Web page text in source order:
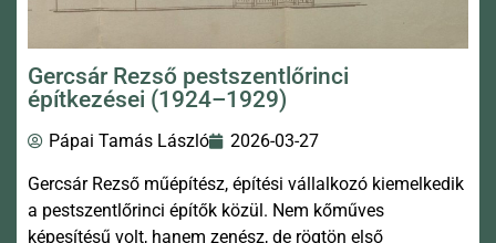
Gercsár Rezső pestszentlőrinci
építkezései (1924–1929)
Pápai Tamás László 2026-03-27
Gercsár Rezső műépítész, építési vállalkozó kiemelkedik
a pestszentlőrinci építők közül. Nem kőműves
képesítésű volt, hanem zenész, de rögtön első